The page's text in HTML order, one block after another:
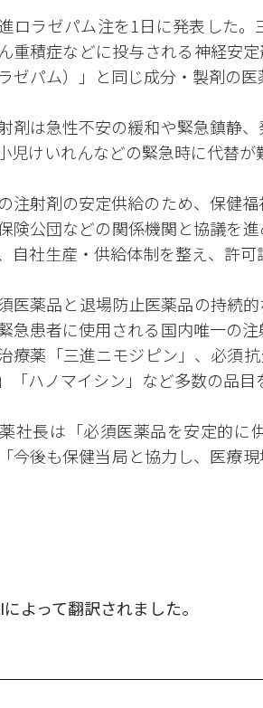
ロラゼパム注を1日に発表した
重積症などに投与される神経安
ゼパム）」と同じ成分・製剤の医
剤は急性不安の緩和や緊急鎮静
児けいれんなどの緊急時に代替が
注射剤の安定供給のため、保健
険公団などの関係機関と協議を
自社生産・供給体制を整え、許
医薬品と退場防止医薬品の持続
急患者に使用される国内唯一の
療薬「三進ニモジピン」、必須
「ハノマイシン」など多数の品
社長は「必須医薬品を安定的に
今後も保健当局と協力し、医療
よって翻訳されました。